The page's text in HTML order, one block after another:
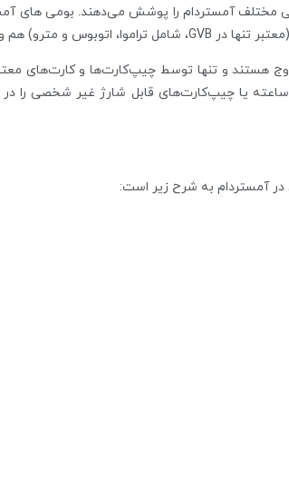
مختلف آمستردام را پوشش می‌دهند. بومی های
هستند و تنها توسط چیپ‌کارت‌ها و کارت‌های
آمستردام به شرح زیر است: